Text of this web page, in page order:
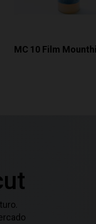
MC 10 Film